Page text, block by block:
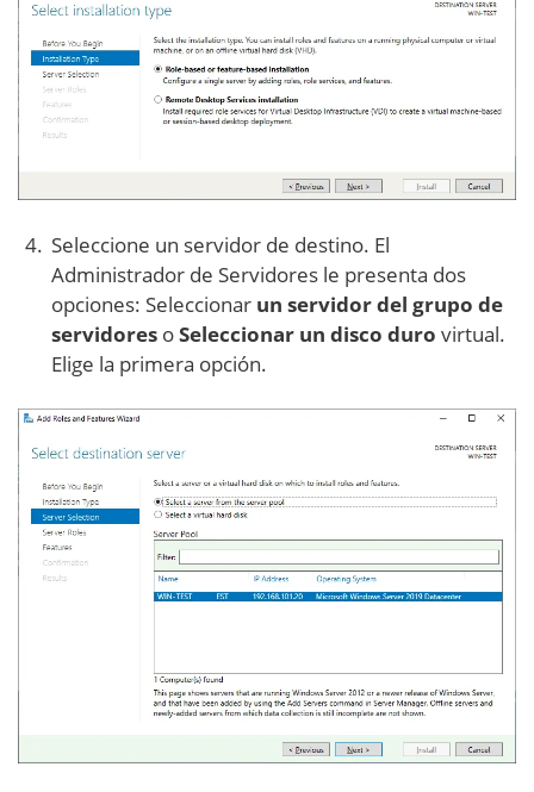
Seleccione un servidor de destino. El
Administrador de Servidores le presenta dos
opciones: Seleccionar un servidor del grupo de
servidores oSeleccionar un disco duro virtual.
Elige la primera opción.